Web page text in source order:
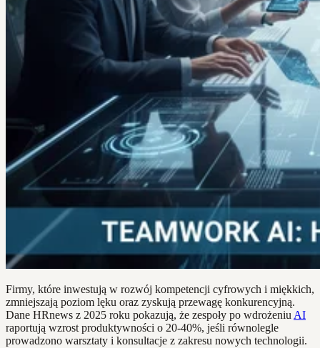
Firmy, które inwestują w rozwój kompetencji cyfrowych i miękkich,
zmniejszają poziom lęku oraz zyskują przewagę konkurencyjną.
Dane HRnews z 2025 roku pokazują, że zespoły po wdrożeniu AI
raportują wzrost produktywności o 20-40%, jeśli równolegle
prowadzono warsztaty i konsultacje z zakresu nowych technologii.